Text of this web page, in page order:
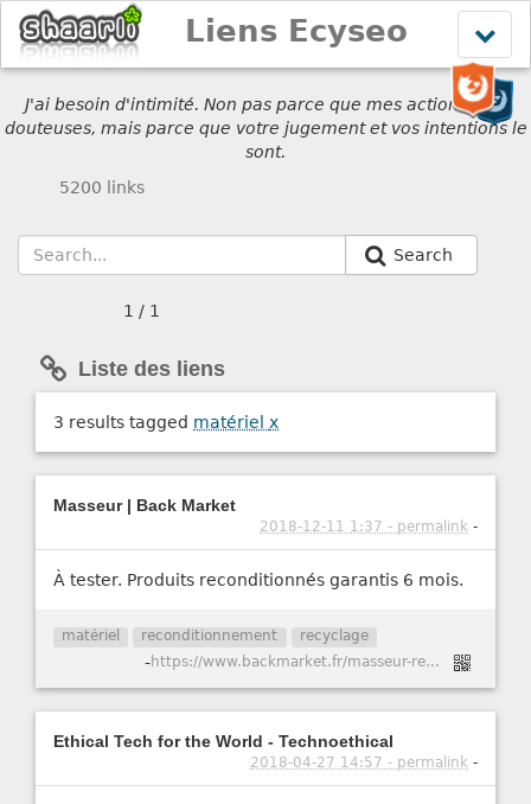
le
menu
Liens Ecyseo
J'ai besoin d'intimité. Non pas parce que mes actions sont
douteuses, mais parce que votre jugement et vos intentions le
sont.
5200 links
Search
1 / 1
Liste des liens
3 results tagged matériel x
Masseur | Back Market
2018-12-11 1:37 - permalink -
À tester. Produits reconditionnés garantis 6 mois.
matériel reconditionnement recyclage
- https://www.backmarket.fr/masseur-reconditionne.html
Ethical Tech for the World - Technoethical
2018-04-27 14:57 - permalink -